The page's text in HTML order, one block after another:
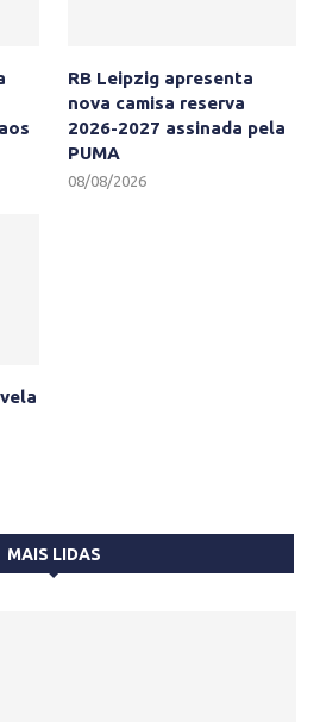
RB Leipzig apresenta
nova camisa reserva
2026-2027 assinada pela
PUMA
08/08/2026
MAIS LIDAS